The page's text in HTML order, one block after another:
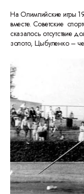
На Олимпийские игры
вместе. Советские
сказалось отсутствие
золото, Цыбуленко –